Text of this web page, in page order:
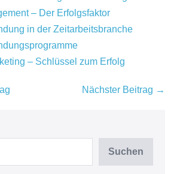
– Der Erfolgsfaktor
in der Zeitarbeitsbranche
– Schlüssel zum Erfolg
Nächster Beitrag →
Suchen